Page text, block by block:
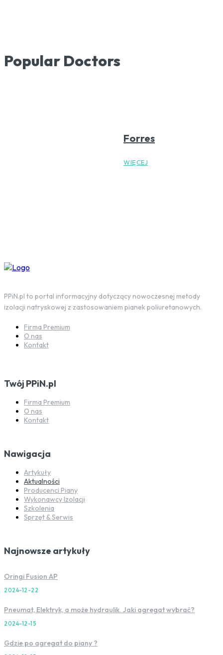
Popular Doctors
Forres
WIĘCEJ
PPiN.pl to portal informacyjny dotyczący nowoczesnej metody
izolacji natryskowej z zastosowaniem pianek poliuretanowych.
Firma Premium
O nas
Kontakt
Twój PPiN.pl
Firma Premium
O nas
Kontakt
Nawigacja
Artykuły
Aktualności
Producenci Piany
Wykonawcy Izolacji
Szkolenia
Sprzęt & Serwis
Najnowsze artykuły
Oringi Fusion AP
2024-12-22
Pneumat, Elektryk, a może hydraulik. Jaki agregat wybrać?
2024-12-15
Gdzie po agregat do piany ?